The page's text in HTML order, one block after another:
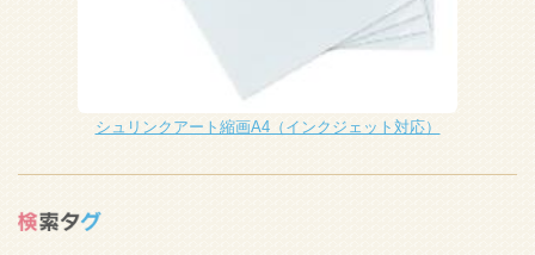
シュリンクアート縮画A4（インクジェット対応）